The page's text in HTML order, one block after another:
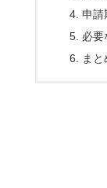
申請
必要
まと